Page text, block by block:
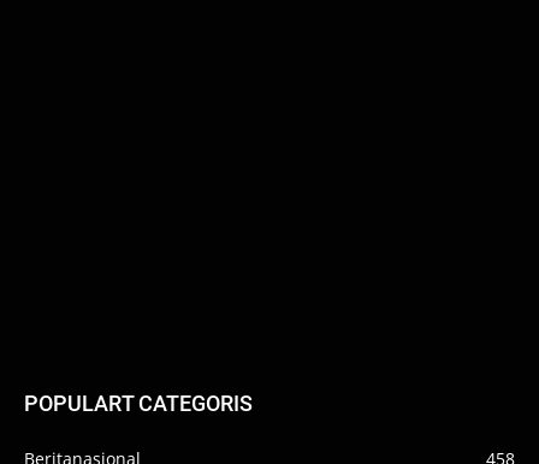
POPULART CATEGORIS
Beritanasional 458